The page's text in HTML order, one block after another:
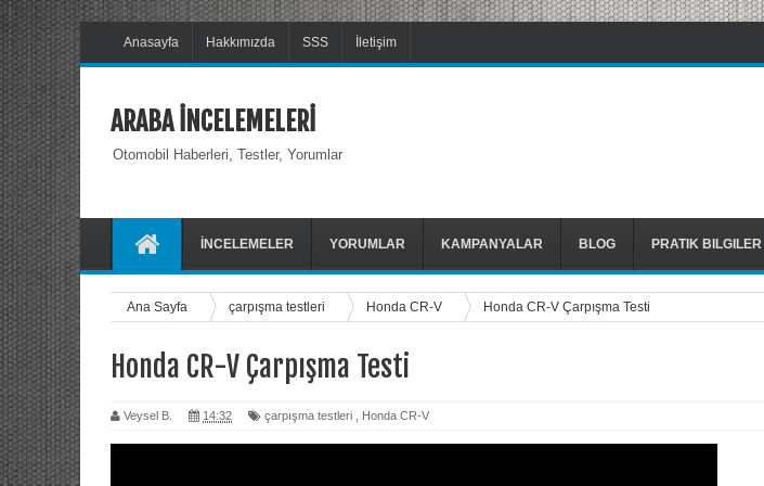
Anasayfa Hakkımızda SSS İletişim
ARABA İNCELEMELERİ
Otomobil Haberleri, Testler, Yorumlar
İNCELEMELER YORUMLAR KAMPANYALAR BLOG PRATIK BILGILER
Ana Sayfa çarpışma testleri Honda CR-V Honda CR-V Çarpışma Testi
Honda CR-V Çarpışma Testi
Veysel B. 14:32 çarpışma testleri Honda CR-V